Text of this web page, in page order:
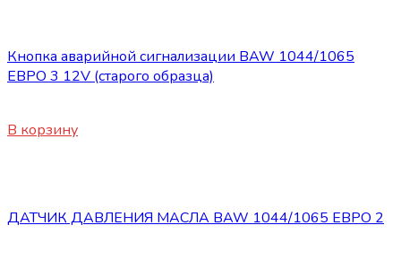
Кнопка аварийной сигнализации BAW 1044/1065
ЕВРО 3 12V (старого образца)
В корзину
ДАТЧИК ДАВЛЕНИЯ МАСЛА BAW 1044/1065 ЕВРО 2